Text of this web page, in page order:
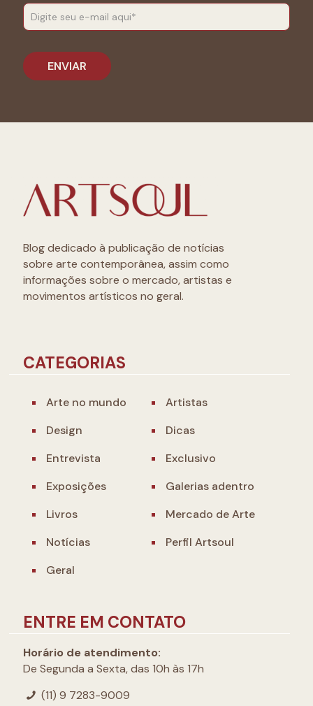
Blog dedicado à publicação de notícias
sobre arte contemporânea, assim como
informações sobre o mercado, artistas e
movimentos artísticos no geral.
CATEGORIAS
Arte no mundo
Artistas
Design
Dicas
Entrevista
Exclusivo
Exposições
Galerias adentro
Livros
Mercado de Arte
Notícias
Perfil Artsoul
Geral
ENTRE EM CONTATO
Horário de atendimento:
De Segunda a Sexta, das 10h às 17h
(11) 9 7283-9009